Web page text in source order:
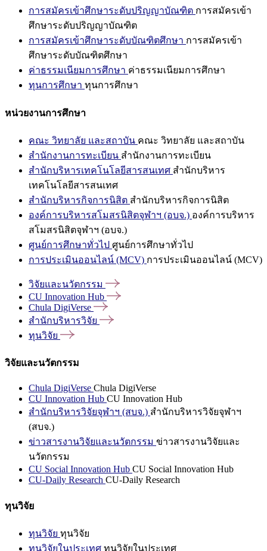
การสมัครเข้าศึกษาระดับปริญญาบัณฑิต การสมัครเข้า
ศึกษาระดับปริญญาบัณฑิต
การสมัครเข้าศึกษาระดับบัณฑิตศึกษา การสมัครเข้า
ศึกษาระดับบัณฑิตศึกษา
ค่าธรรมเนียมการศึกษา ค่าธรรมเนียมการศึกษา
ทุนการศึกษา ทุนการศึกษา
หน่วยงานการศึกษา
คณะ วิทยาลัย และสถาบัน คณะ วิทยาลัย และสถาบัน
สำนักงานการทะเบียน สำนักงานการทะเบียน
สำนักบริหารเทคโนโลยีสารสนเทศ สำนักบริหาร
เทคโนโลยีสารสนเทศ
สำนักบริหารกิจการนิสิต สำนักบริหารกิจการนิสิต
องค์การบริหารสโมสรนิสิตจุฬาฯ (อบจ.) องค์การบริหาร
สโมสรนิสิตจุฬาฯ (อบจ.)
ศูนย์การศึกษาทั่วไป ศูนย์การศึกษาทั่วไป
การประเมินออนไลน์ (MCV) การประเมินออนไลน์ (MCV)
วิจัยและนวัตกรรม
CU Innovation Hub
Chula DigiVerse
สำนักบริหารวิจัย
ทุนวิจัย
วิจัยและนวัตกรรม
Chula DigiVerse Chula DigiVerse
CU Innovation Hub CU Innovation Hub
สำนักบริหารวิจัยจุฬาฯ (สบจ.) สำนักบริหารวิจัยจุฬาฯ
(สบจ.)
ข่าวสารงานวิจัยและนวัตกรรม ข่าวสารงานวิจัยและ
นวัตกรรม
CU Social Innovation Hub CU Social Innovation Hub
CU-Daily Research CU-Daily Research
ทุนวิจัย
ทุนวิจัย ทุนวิจัย
ทุนวิจัยในประเทศ ทุนวิจัยในประเทศ